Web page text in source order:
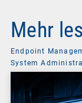
Mehr
Endpoint
System